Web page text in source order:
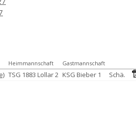
Heimmannschaft Gastmannschaft
TSG 1883 Lollar 2 KSG Bieber 1 Schä.